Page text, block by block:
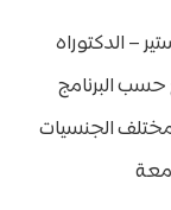
– الدكتوراه
البرنامج
الجنسيات